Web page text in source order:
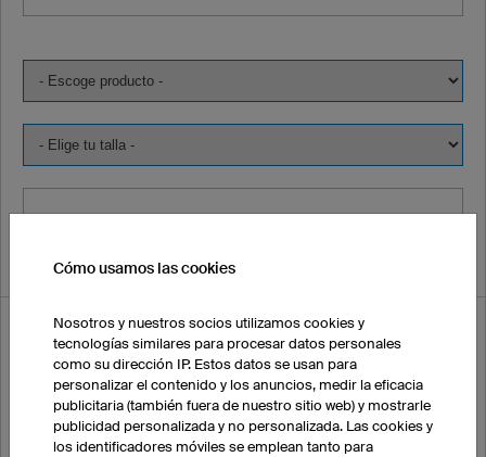
Deseo recibir muestras de prueba:
Nombre
Cómo usamos las cookies
Nosotros y nuestros socios utilizamos cookies y
tecnologías similares para procesar datos personales
como su dirección IP. Estos datos se usan para
personalizar el contenido y los anuncios, medir la eficacia
publicitaria (también fuera de nuestro sitio web) y mostrarle
publicidad personalizada y no personalizada. Las cookies y
los identificadores móviles se emplean tanto para